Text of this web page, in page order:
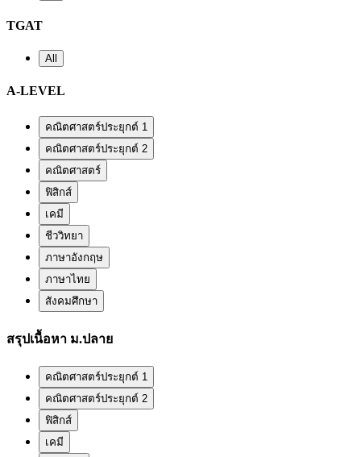
TGAT
All
A-LEVEL
คณิตศาสตร์ประยุกต์ 1
คณิตศาสตร์ประยุกต์ 2
คณิตศาสตร์
ฟิสิกส์
เคมี
ชีววิทยา
ภาษาอังกฤษ
ภาษาไทย
สังคมศึกษา
สรุปเนื้อหา ม.ปลาย
คณิตศาสตร์ประยุกต์ 1
คณิตศาสตร์ประยุกต์ 2
ฟิสิกส์
เคมี